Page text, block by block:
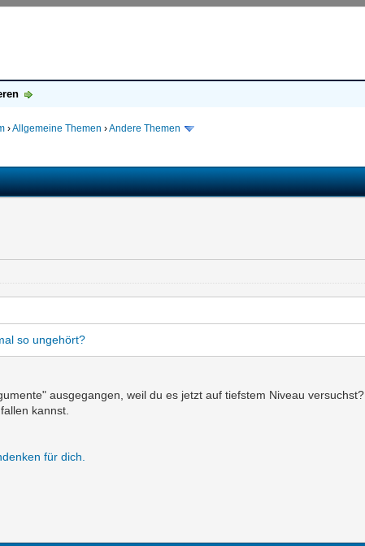
›Allgemeine Themen ›Andere Themen
so ungehört?
ausgegangen, weil du es jetzt auf tiefstem Niveau versuchst?
kannst.
für dich.